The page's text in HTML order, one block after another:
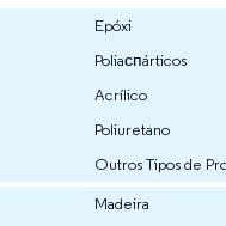
Epóxi
Poliaспárticos
Acrílico
Poliuretano
Outros Tipos de
Madeira